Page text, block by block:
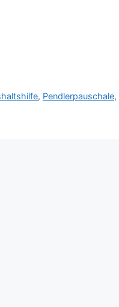
, Pendlerpauschale,